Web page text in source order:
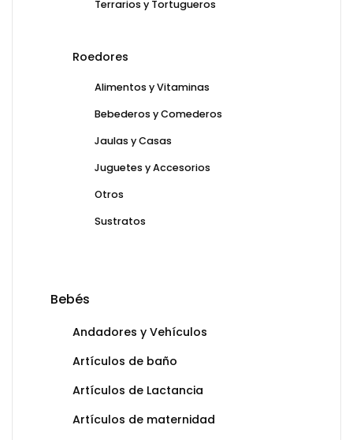
Terrarios y Tortugueros
Roedores
Alimentos y Vitaminas
Bebederos y Comederos
Jaulas y Casas
Juguetes y Accesorios
Otros
Sustratos
Bebés
Andadores y Vehículos
Artículos de baño
Artículos de Lactancia
Artículos de maternidad